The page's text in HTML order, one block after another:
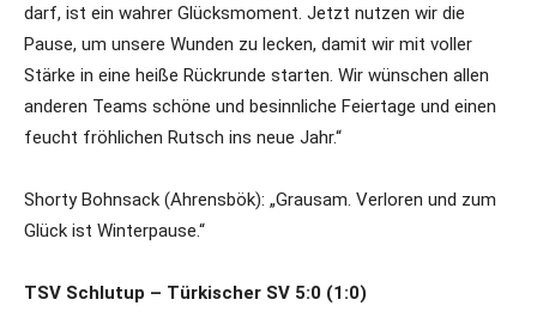
darf, ist ein wahrer Glücksmoment. Jetzt nutzen wir die
Pause, um unsere Wunden zu lecken, damit wir mit voller
Stärke in eine heiße Rückrunde starten. Wir wünschen allen
anderen Teams schöne und besinnliche Feiertage und einen
feucht fröhlichen Rutsch ins neue Jahr.“
Shorty Bohnsack (Ahrensbök): „Grausam. Verloren und zum
Glück ist Winterpause.“
TSV Schlutup – Türkischer SV 5:0 (1:0)